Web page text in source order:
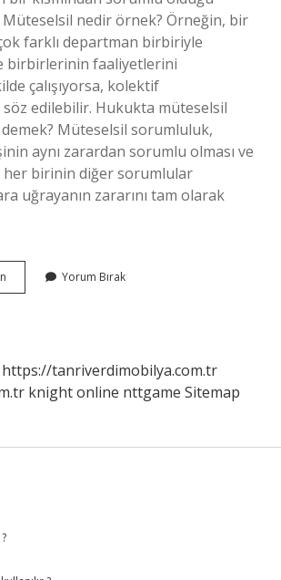
Müteselsil nedir örnek? Örneğin, bir
farklı departman birbiriyle
birbirlerinin faaliyetlerini
çalışıyorsa, kolektif
edilebilir. Hukukta müteselsil
Müteselsil sorumluluk,
aynı zarardan sorumlu olması ve
birinin diğer sorumlular
uğrayanın zararını tam olarak
Müteselsil
Temsil
Yorum Bırak
https://tanriverdimobilya.com.tr
knight online nttgame Sitemap